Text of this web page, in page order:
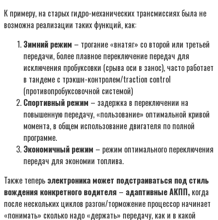
К примеру, на старых гидро-механических трансмиссиях была не
возможна реализации таких функций, как:
Зимний режим – трогание «внатяг» со второй или третьей
передачи, более плавное переключение передач для
исключения пробуксовки (срыва оси в занос), часто работает
в тандеме с трэкшн-контролем/traction control
(противопробуксовочной системой)
Спортивный режим – задержка в переключении на
повышенную передачу, «пользование» оптимальной кривой
момента, в общем использование двигателя по полной
программе.
Экономичный режим – режим оптимального переключения
передач для экономии топлива.
Также теперь электроника может подстраиваться под стиль
вождения конкретного водителя – адаптивные АКПП, когда
после нескольких циклов разгон/торможение процессор начинает
«понимать» сколько надо «держать» передачу, как и в какой